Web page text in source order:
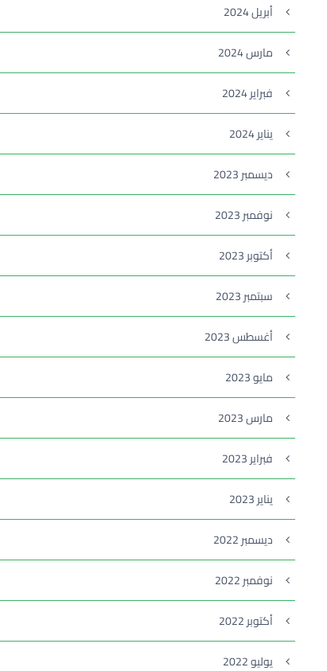
أبريل 2024
مارس 2024
فبراير 2024
يناير 2024
ديسمبر 2023
نوفمبر 2023
أكتوبر 2023
سبتمبر 2023
أغسطس 2023
مايو 2023
مارس 2023
فبراير 2023
يناير 2023
ديسمبر 2022
نوفمبر 2022
أكتوبر 2022
يوليو 2022